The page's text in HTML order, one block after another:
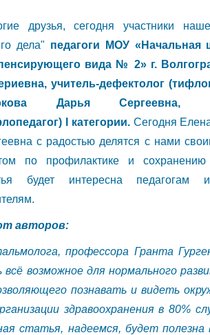
друзья, сегодня участники
дела" педагоги МОУ «Начальная
вида № 2» г.
учитель-дефектолог
Дарья Сергеевна,
I категории.Сегодня
с радостью делятся с нами
по профилактике и сохранению
будет интересна педагогам и
авторов:
профессора Гранта
возможное для нормального
познавать и видеть
здравоохранения в 80%
статья, надеемся, будет